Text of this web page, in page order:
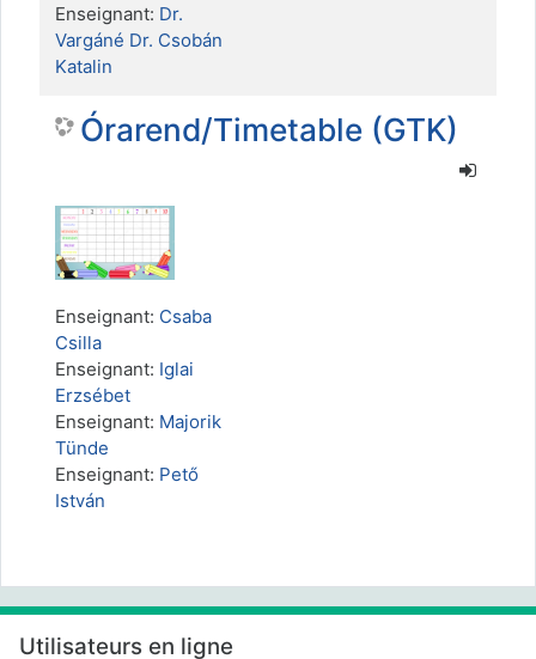
Enseignant: Dr.
Vargáné Dr. Csobán
Katalin
Órarend/Timetable (GTK)
Enseignant: Csaba
Csilla
Enseignant: Iglai
Erzsébet
Enseignant: Majorik
Tünde
Enseignant: Pető
István
Passer Utilisateurs en ligne
Utilisateurs en ligne